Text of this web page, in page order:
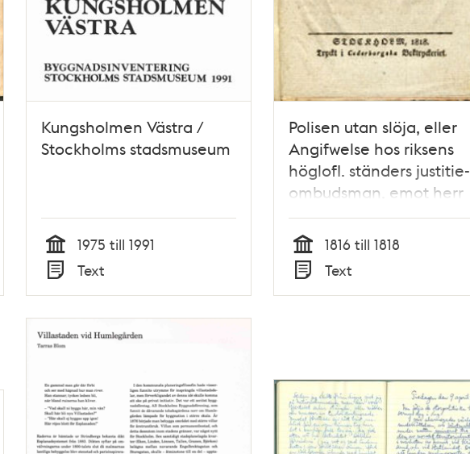
Kungsholmen Västra /
Stockholms stadsmuseum
Tid
1975 till 1991
Typ
Text
Polisen utan slöja, eller
Angifwelse hos riksens
höglofl. ständers justitie-
ombudsman, emot herr
under-ståthållaren och
riddaren Wannqwist,
rörande olaga
arrestering, och wåld mot
oskyldige.
Tid
1816 till 1818
Typ
Text